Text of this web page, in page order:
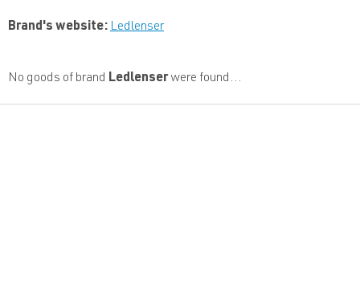
Brand's website:Ledlenser
No goods of brand Ledlenserwere found...